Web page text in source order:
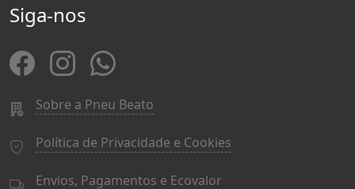
Siga-nos
Sobre a Pneu Beato
Política de Privacidade e Cookies
Envios, Pagamentos e Ecovalor